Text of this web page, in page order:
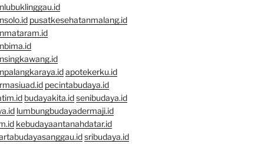
pusatkesehatanmalang.id
apotekerku.id
pecintabudaya.id
budayakita.id senibudaya.id
lumbungbudayadermaji.id
kebudayaantanahdatar.id
sribudaya.id